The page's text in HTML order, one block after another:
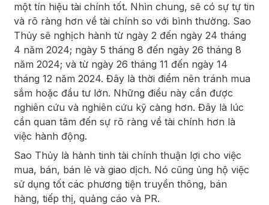
một tín hiệu tài chính tốt. Nhìn chung, sẽ có sự tự tin
và rõ ràng hơn về tài chính so với bình thường. Sao
Thủy sẽ nghịch hành từ ngày 2 đến ngày 24 tháng
4 năm 2024; ngày 5 tháng 8 đến ngày 26 tháng 8
năm 2024; và từ ngày 26 tháng 11 đến ngày 14
tháng 12 năm 2024. Đây là thời điểm nên tránh mua
sắm hoặc đầu tư lớn. Những điều này cần được
nghiên cứu và nghiên cứu kỹ càng hơn. Đây là lúc
cần quan tâm đến sự rõ ràng về tài chính hơn là
việc hành động.
Sao Thủy là hành tinh tài chính thuận lợi cho việc
mua, bán, bán lẻ và giao dịch. Nó cũng ủng hộ việc
sử dụng tốt các phương tiện truyền thông, bán
hàng, tiếp thị, quảng cáo và PR.